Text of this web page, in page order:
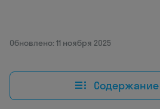
Обновлено: 11 ноября 2025
Содержание